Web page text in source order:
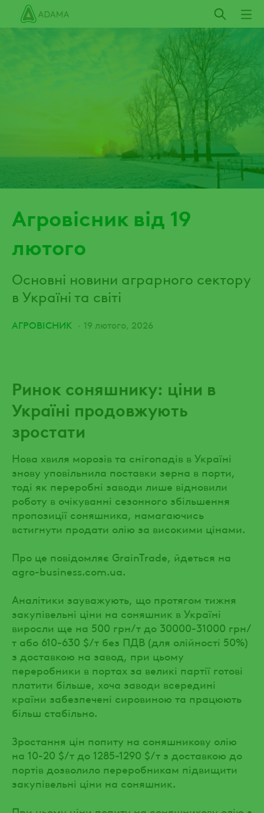
Пропустити
Агровісник від 19
лютого
Основні новини аграрного сектору
в Україні та світі
АГРОВІСНИК 19 лютого, 2026
Ринок соняшнику: ціни в
Україні продовжують
зростати
Нова хвиля морозів та снігопадів в Україні
знову уповільнила поставки зерна в порти,
тоді як переробні заводи лише відновили
роботу в очікуванні сезонного збільшення
пропозиції соняшника, намагаючись
встигнути продати олію за високими цінами.
Про це повідомляє GrainTrade, йдеться на
agro-business.com.ua.
Аналітики зауважують, що протягом тижня
закупівельні ціни на соняшник в Україні
виросли ще на 500 грн/т до 30000-31000 грн/
т або 610-630 $/т без ПДВ (для олійності 50%)
з доставкою на завод, при цьому
переробники в портах за великі партії готові
платити більше, хоча заводи всередині
країни забезпечені сировиною та працюють
більш стабільно.
Зростання цін попиту на соняшникову олію
на 10-20 $/т до 1285-1290 $/т з доставкою до
портів дозволило переробникам підвищити
закупівельні ціни на соняшник.